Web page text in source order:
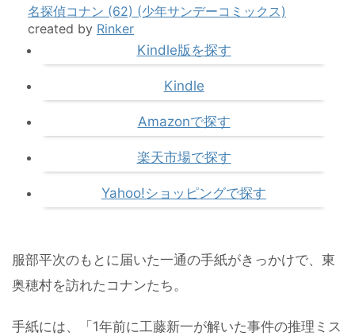
名探偵コナン (62) (少年サンデーコミックス)
created by Rinker
Kindle版を探す
Kindle
Amazonで探す
楽天市場で探す
Yahoo!ショッピングで探す
服部平次のもとに届いた一通の手紙がきっかけで、東
奥穂村を訪れたコナンたち。
手紙には、「1年前に工藤新一が解いた事件の推理ミス